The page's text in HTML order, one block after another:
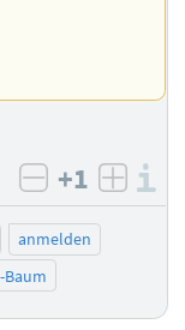
negativ
+1
anmelden
Baum